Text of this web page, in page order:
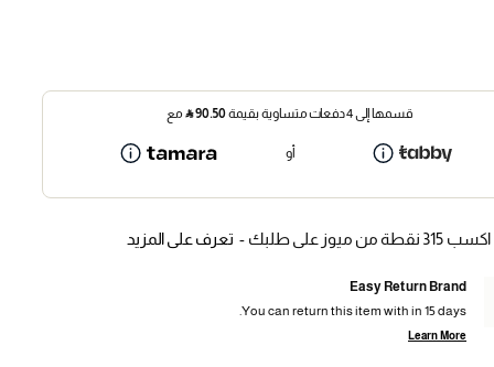
قسمها إلى 4 دفعات متساوية بقيمة 90.50
⃁ مع
أو
اكسب 315 نقطة من ميوز على طلبك - تعرف على المزيد
Easy Return Brand
You can return this item with in 15 days.
Learn More